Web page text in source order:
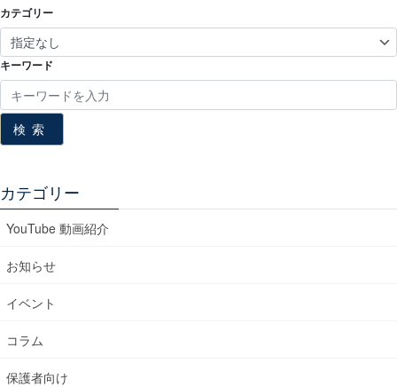
カテゴリー
キーワード
検索
カテゴリー
YouTube 動画紹介
お知らせ
イベント
コラム
保護者向け